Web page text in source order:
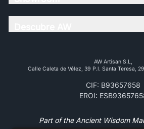
AW Artisan S.L,
Calle Caleta de Vélez, 39 P.l. Santa Teresa,
CIF: B93657658
EROI:
Part of the Ancient Wisdom